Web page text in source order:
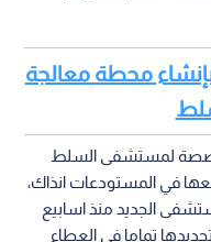
بإنشاء محطة معالجة
لمستشفى السلط
سنوات وتم وضعها في المستودعات انذاك،
الجديد منذ اسابيع
تماما في العطاء